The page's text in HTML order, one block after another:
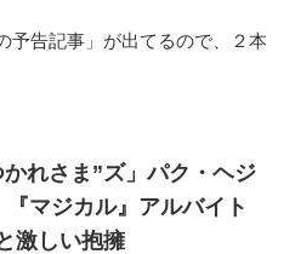
告記事」が出てるので、２本
れさま”ズ」パク・ヘジ
マジカル』アルバイト
激しい抱擁